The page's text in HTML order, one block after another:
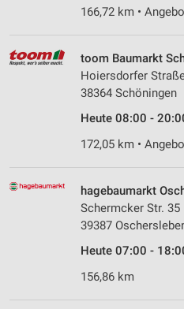
166,72 km •
toom Baumarkt
Hoiersdorfer
38364 Schöningen
Heute 08:00 -
172,05 km •
hagebaumarkt
Schermcker Str. 35
39387
Heute 07:00 -
156,86 km